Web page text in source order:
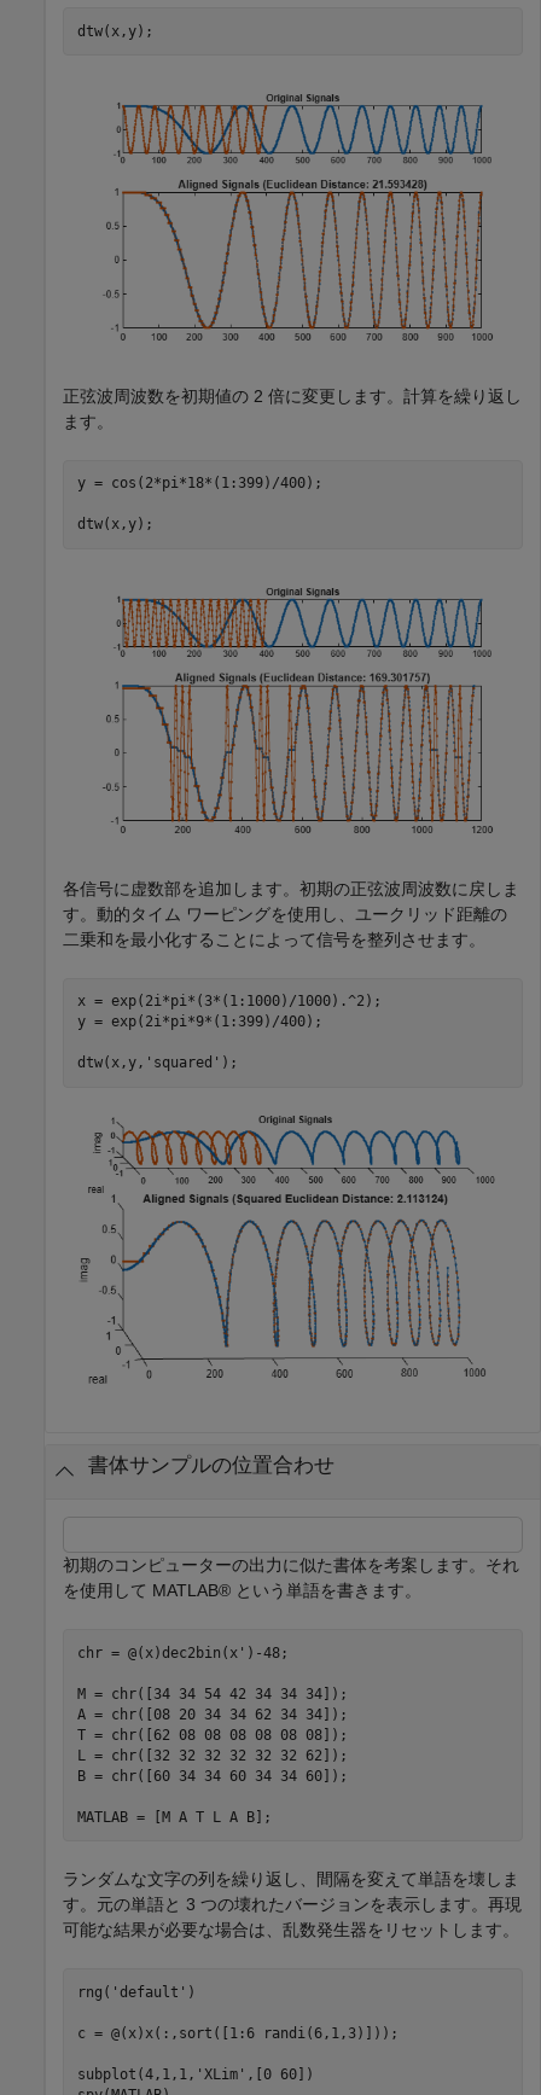
dtw(x,y);
正弦波周波数を初期値の 2 倍に変更します。計算を繰り返し
ます。
y = cos(2*pi*18*(1:399)/400);
dtw(x,y);
各信号に虚数部を追加します。初期の正弦波周波数に戻しま
す。動的タイム ワーピングを使用し、ユークリッド距離の
二乗和を最小化することによって信号を整列させます。
x = exp(2i*pi*(3*(1:1000)/1000).^2);
y = exp(2i*pi*9*(1:399)/400);
dtw(x,y, 'squared' );
書体サンプルの位置合わせ
初期のコンピューターの出力に似た書体を考案します。それ
を使用して MATLAB® という単語を書きます。
chr = @(x)dec2bin(x')-48;
M = chr([34 34 54 42 34 34 34]);
A = chr([08 20 34 34 62 34 34]);
T = chr([62 08 08 08 08 08 08]);
L = chr([32 32 32 32 32 32 62]);
B = chr([60 34 34 60 34 34 60]);
MATLAB = [M A T L A B];
ランダムな文字の列を繰り返し、間隔を変えて単語を壊しま
す。元の単語と 3 つの壊れたバージョンを表示します。再現
可能な結果が必要な場合は、乱数発生器をリセットします。
rng( 'default' )
c = @(x)x(:,sort([1:6 randi(6,1,3)]));
subplot(4,1,1, 'XLim' ,[0 60])